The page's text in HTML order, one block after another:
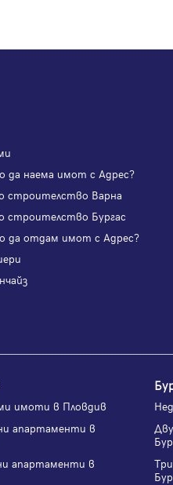
да наема имот с Адрес?
строителство Варна
строителство Бургас
да отдам имот с Адрес?
имоти в Пловдив
апартаменти в
апартаменти в